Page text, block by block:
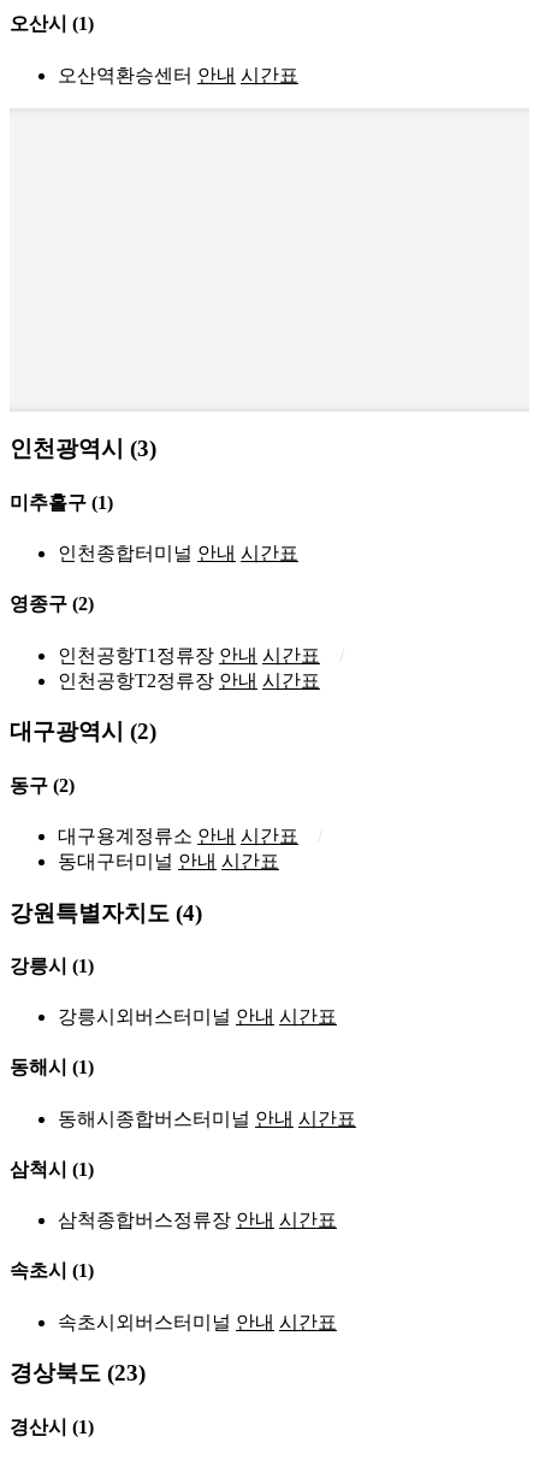
오산시 (1)
오산역환승센터 안내 시간표
인천광역시 (3)
미추홀구 (1)
인천종합터미널 안내 시간표
영종구 (2)
인천공항T1정류장 안내 시간표
인천공항T2정류장 안내 시간표
대구광역시 (2)
동구 (2)
대구용계정류소 안내 시간표
동대구터미널 안내 시간표
강원특별자치도 (4)
강릉시 (1)
강릉시외버스터미널 안내 시간표
동해시 (1)
동해시종합버스터미널 안내 시간표
삼척시 (1)
삼척종합버스정류장 안내 시간표
속초시 (1)
속초시외버스터미널 안내 시간표
경상북도 (23)
경산시 (1)